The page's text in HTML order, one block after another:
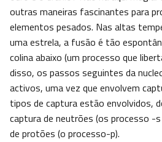
outras maneiras fascinantes para
elementos pesados. Nas altas
uma estrela, a fusão é tão
colina abaixo (um processo que
disso, os passos seguintes da
activos, uma vez que envolvem
tipos de captura estão envolvidos,
captura de neutrões (os processo -
de protões (o processo-p).